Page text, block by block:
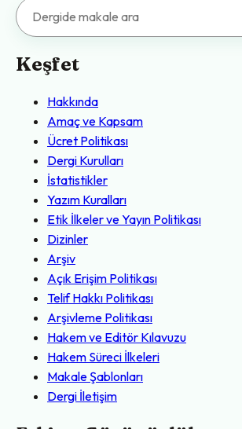
Keşfet
Hakkında
Amaç ve Kapsam
Ücret Politikası
Dergi Kurulları
İstatistikler
Yazım Kuralları
Etik İlkeler ve Yayın Politikası
Dizinler
Arşiv
Açık Erişim Politikası
Telif Hakkı Politikası
Arşivleme Politikası
Hakem ve Editör Kılavuzu
Hakem Süreci İlkeleri
Makale Şablonları
Dergi İletişim